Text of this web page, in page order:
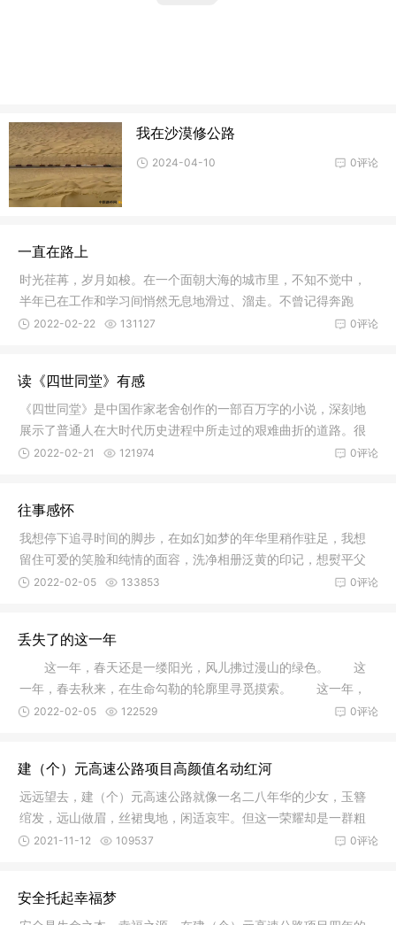
我在沙漠修公路
0评论
2024-04-10
一直在路上
时光荏苒，岁月如梭。在一个面朝大海的城市里，不知不觉中，
半年已在工作和学习间悄然无息地滑过、溜走。不曾记得奔跑
过，可时光
0评论
2022-02-22 131127
读《四世同堂》有感
《四世同堂》是中国作家老舍创作的一部百万字的小说，深刻地
展示了普通人在大时代历史进程中所走过的艰难曲折的道路。很
多年前，
0评论
2022-02-21 121974
往事感怀
我想停下追寻时间的脚步，在如幻如梦的年华里稍作驻足，我想
留住可爱的笑脸和纯情的面容，洗净相册泛黄的印记，想熨平父
母额上的
0评论
2022-02-05 133853
丢失了的这一年
这一年，春天还是一缕阳光，风儿拂过漫山的绿色。 这
一年，春去秋来，在生命勾勒的轮廓里寻觅摸索。 这一年，
花谢花开
0评论
2022-02-05 122529
建（个）元高速公路项目高颜值名动红河
远远望去，建（个）元高速公路就像一名二八年华的少女，玉簪
绾发，远山做眉，丝裙曳地，闲适哀牢。但这一荣耀却是一群粗
犷大汉历
0评论
2021-11-12 109537
安全托起幸福梦